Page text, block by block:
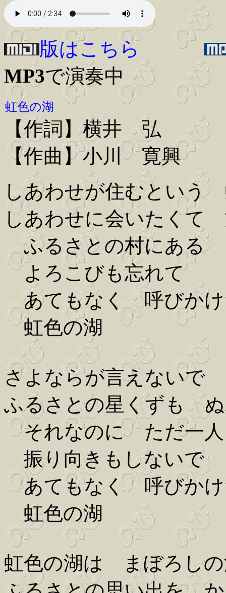
版はこちら
MP3で演奏中
虹色の湖
【作詞】横井 弘
【作曲】小川 寛興
しあわせが住むという
しあわせに会いたくて
ふるさとの村にある
よろこびも忘れて
あてもなく 呼びか
虹色の湖
さよならが言えないで
ふるさとの星くずも
それなのに ただ一人
振り向きもしないで
あてもなく 呼びか
虹色の湖
虹色の湖は まぼろし